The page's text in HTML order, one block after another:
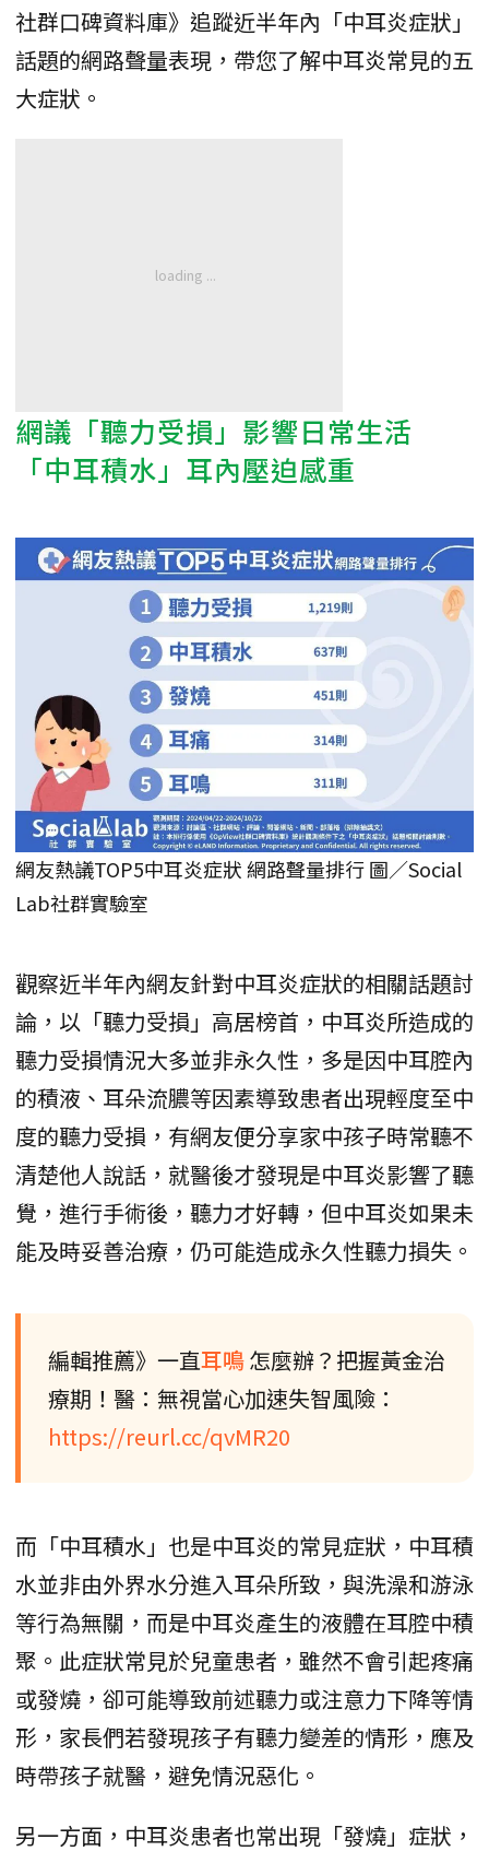
社群口碑資料庫》追蹤近半年內「中耳炎症狀」
話題的網路聲量表現，帶您了解中耳炎常見的五
大症狀。
網議「聽力受損」影響日常生活
「中耳積水」耳內壓迫感重
網友熱議TOP5中耳炎症狀 網路聲量排行 圖／Social
Lab社群實驗室
觀察近半年內網友針對中耳炎症狀的相關話題討
論，以「聽力受損」高居榜首，中耳炎所造成的
聽力受損情況大多並非永久性，多是因中耳腔內
的積液、耳朵流膿等因素導致患者出現輕度至中
度的聽力受損，有網友便分享家中孩子時常聽不
清楚他人說話，就醫後才發現是中耳炎影響了聽
覺，進行手術後，聽力才好轉，但中耳炎如果未
能及時妥善治療，仍可能造成永久性聽力損失。
編輯推薦》一直耳鳴怎麼辦？把握黃金治
療期！醫：無視當心加速失智風險：
https://reurl.cc/qvMR20
而「中耳積水」也是中耳炎的常見症狀，中耳積
水並非由外界水分進入耳朵所致，與洗澡和游泳
等行為無關，而是中耳炎產生的液體在耳腔中積
聚。此症狀常見於兒童患者，雖然不會引起疼痛
或發燒，卻可能導致前述聽力或注意力下降等情
形，家長們若發現孩子有聽力變差的情形，應及
時帶孩子就醫，避免情況惡化。
另一方面，中耳炎患者也常出現「發燒」症狀，